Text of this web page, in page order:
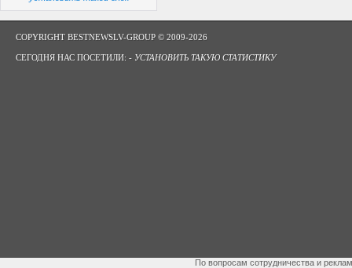
COPYRIGHT BESTNEWSLV-GROUP © 2009-2026
СЕГОДНЯ НАС ПОСЕТИЛИ: - УСТАНОВИТЬ ТАКУЮ СТАТИСТИКУ
По вопросам сотрудничества и